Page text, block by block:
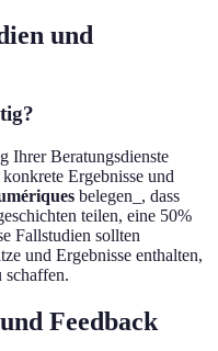
und
Ihrer Beratungsdienste
Ergebnisse und
belegen_, dass
teilen, eine 50%
Fallstudien sollten
und Ergebnisse enthalten,
Feedback